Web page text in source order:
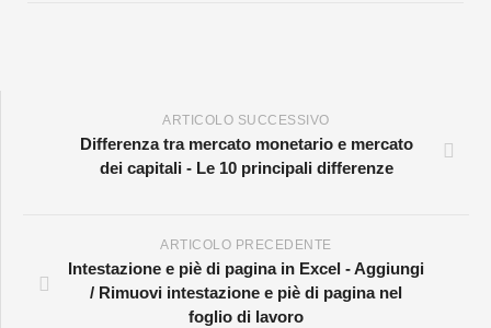
ARTICOLO SUCCESSIVO
Differenza tra mercato monetario e mercato
dei capitali - Le 10 principali differenze
ARTICOLO PRECEDENTE
Intestazione e piè di pagina in Excel - Aggiungi
/ Rimuovi intestazione e piè di pagina nel
foglio di lavoro